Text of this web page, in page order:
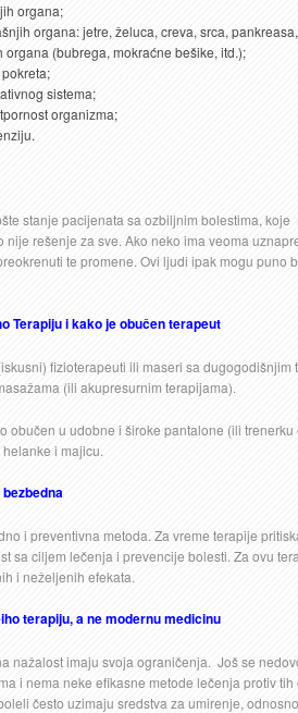
organa;
organa: jetre, želuca, creva, srca,
organa (bubrega, mokraćne bešike, itd.);
sistema;
organizma;
stanje pacijenata sa ozbiljnim bolestima,
nije rešenje za sve. Ako neko ima veoma
te promene. Ovi ljudi ipak mogu puno
Terapiju i kako je obučen terapeut
fizioterapeuti ili maseri sa dugogodišnjim
(ili akupresurnim terapijama).
obučen u udobne i široke pantalone (ili
i majicu.
i preventivna metoda. Za vreme terapije
sa ciljem lečenja i prevencije bolesti. Za ovu
i neželjenih efekata.
terapiju, a ne modernu medicinu
nažalost imaju svoja ograničenja. Još se
i nema neke efikasne metode lečenja protiv
često uzimaju sredstva za umirenje,